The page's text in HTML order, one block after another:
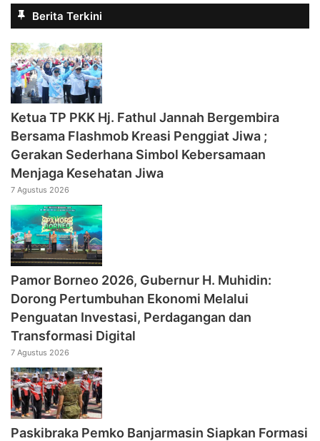
Berita Terkini
‎Ketua TP PKK Hj. Fathul Jannah Bergembira
Bersama Flashmob Kreasi Penggiat Jiwa ;
Gerakan Sederhana Simbol Kebersamaan
Menjaga Kesehatan Jiwa
7 Agustus 2026
Pamor Borneo 2026, Gubernur H. Muhidin:
Dorong Pertumbuhan Ekonomi Melalui
Penguatan Investasi, Perdagangan dan
Transformasi Digital
7 Agustus 2026
Paskibraka Pemko Banjarmasin Siapkan Formasi